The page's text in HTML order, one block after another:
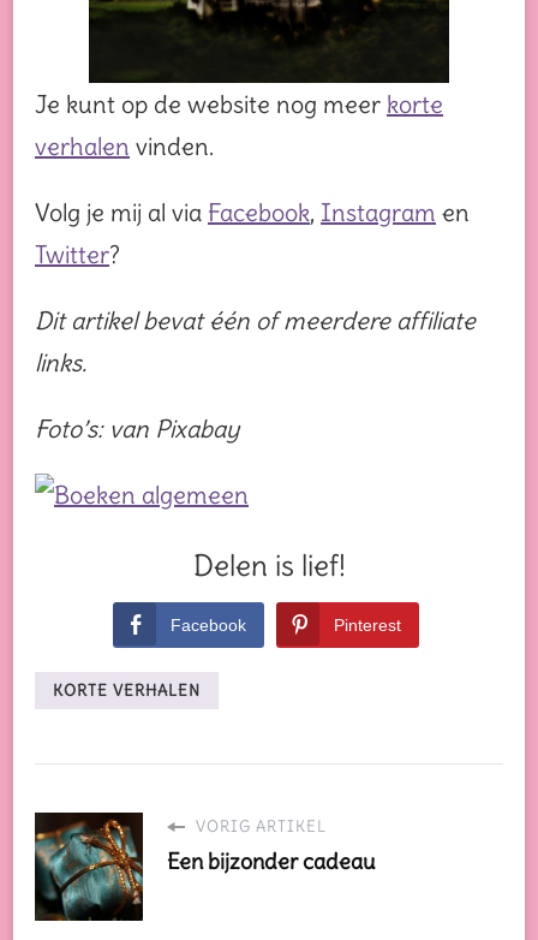
Je kunt op de website nog meer korte
verhalen vinden.
Volg je mij al via Facebook, Instagram en
Twitter?
Dit artikel bevat één of meerdere affiliate
links.
Foto’s: van Pixabay
Delen is lief!
Facebook Pinterest
KORTE VERHALEN
VORIG ARTIKEL
Een bijzonder cadeau